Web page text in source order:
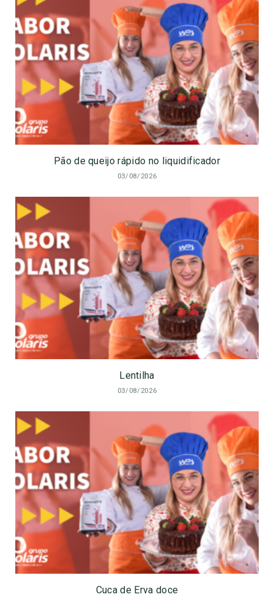
Pão de queijo rápido no liquidificador
03/08/2026
Lentilha
03/08/2026
Cuca de Erva doce